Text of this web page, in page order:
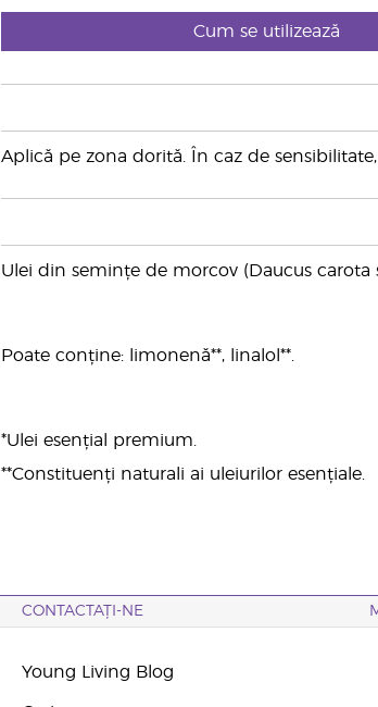
Cum se utilizează
Aplică pe zona dorită. În caz de
Ulei din semințe de morcov (Daucus carota
Poate conține: limonenă**, linalol**.
*Ulei esențial premium.
**Constituenți naturali ai uleiurilor esențiale.
CONTACTAȚI-NE
Young Living Blog